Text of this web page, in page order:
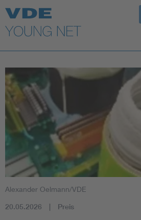
Top Themen
Fokusthemen
Energy
AI & Digital Trust
Health
Mobility
Alexander Oelmann/VDE
20.05.2026 Preis